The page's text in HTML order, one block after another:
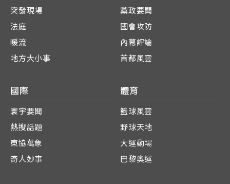
突發現場
法庭
暖流
地方大小事
黨政要聞
國會攻防
內幕評論
首都風雲
國際
寰宇要聞
熱搜話題
東協萬象
奇人妙事
體育
籃球風雲
野球天地
大運動場
巴黎奧運